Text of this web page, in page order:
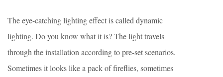
The eye-catching lighting effect is called dynamic
lighting. Do you know what it is? The light travels
through the installation according to pre-set scenarios.
Sometimes it looks like a pack of fireflies, sometimes